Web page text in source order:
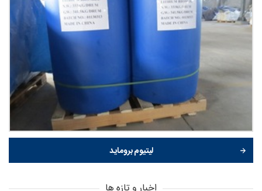
لیتیوم بروماید